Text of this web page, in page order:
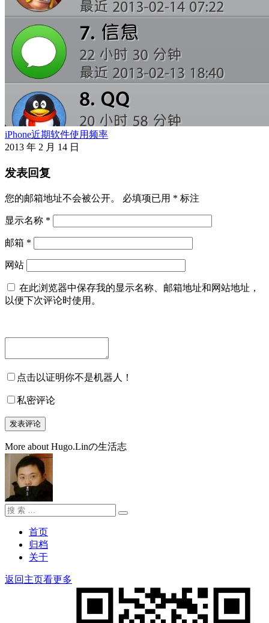
iPhone近期软件使用频率
2013 年 2 月 14 日
发表回复
您的邮箱地址不会被公开。 必填项已用 * 标注
显示名称 *
邮箱 *
网站
在此浏览器中保存我的显示名称、邮箱地址和网站地址，
以便下次评论时使用。
点击以证明你不是机器人！
私密评论
More about Hugo.Linの生活志
搜
搜
首页
归档
关于
返回主页看更多